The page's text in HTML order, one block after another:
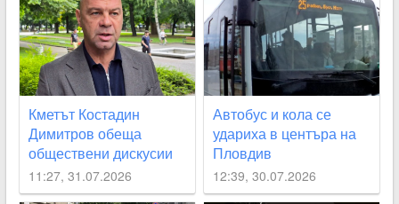
Кметът Костадин
Димитров обеща
обществени дискусии
за лифта на
Бунарджика
11:27, 31.07.2026
Автобус и кола се
удариха в центъра на
Пловдив
12:39, 30.07.2026